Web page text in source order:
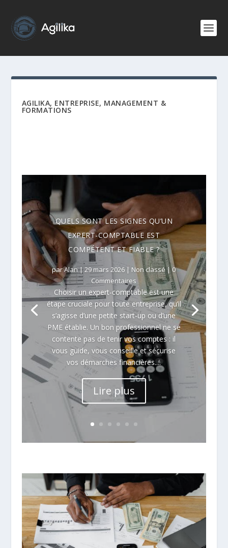
AGILIKA, ENTREPRISE, MANAGEMENT &
FORMATIONS
QUELS SONT LES SIGNES QU’UN
EXPERT-COMPTABLE EST
COMPÉTENT ET FIABLE ?
parAlan|29 mars 2026 | Non classé| 0
Commentaires
Choisir un expert-comptable est une
étape cruciale pour toute entreprise, qu’il
s’agisse d’une petite start-up ou d’une
PME établie. Un bon professionnel ne se
contente pas de tenir vos comptes : il
vous guide, vous conseille et sécurise
vos démarches financières....
Lire plus